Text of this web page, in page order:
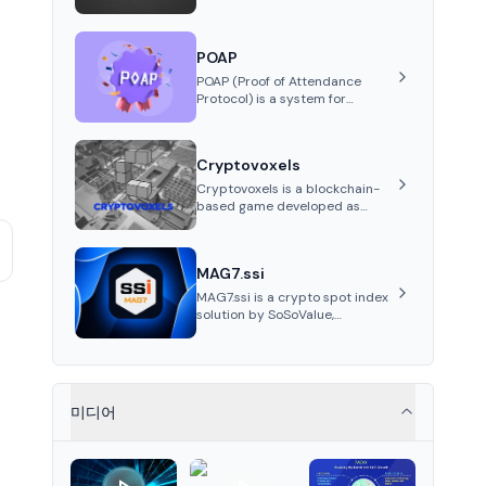
showcasing, and managing
digital assets.
POAP
POAP (Proof of Attendance
Protocol) is a system for
verifiable proof of attendance
at vir...
Cryptovoxels
Cryptovoxels is a blockchain-
based game developed as
MAG7.ssi
MAG7.ssi is a crypto spot index
solution by SoSoValue,
risk-resistant passive index
investing with systematic beta
미디어